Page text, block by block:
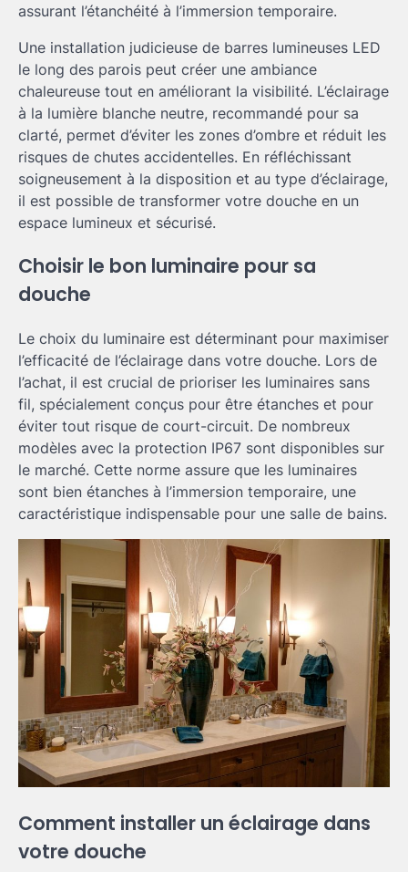
assurant l’étanchéité à l’immersion temporaire.
Une installation judicieuse de barres lumineuses LED
le long des parois peut créer une ambiance
chaleureuse tout en améliorant la visibilité. L’éclairage
à la lumière blanche neutre, recommandé pour sa
clarté, permet d’éviter les zones d’ombre et réduit les
risques de chutes accidentelles. En réfléchissant
soigneusement à la disposition et au type d’éclairage,
il est possible de transformer votre douche en un
espace lumineux et sécurisé.
Choisir le bon luminaire pour sa
douche
Le choix du luminaire est déterminant pour maximiser
l’efficacité de l’éclairage dans votre douche. Lors de
l’achat, il est crucial de prioriser les luminaires sans
fil, spécialement conçus pour être étanches et pour
éviter tout risque de court-circuit. De nombreux
modèles avec la protection IP67 sont disponibles sur
le marché. Cette norme assure que les luminaires
sont bien étanches à l’immersion temporaire, une
caractéristique indispensable pour une salle de bains.
Comment installer un éclairage dans
votre douche